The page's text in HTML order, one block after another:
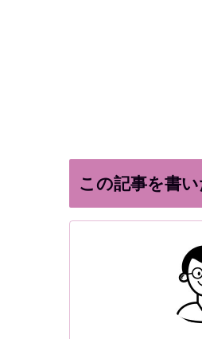
この記事を書い